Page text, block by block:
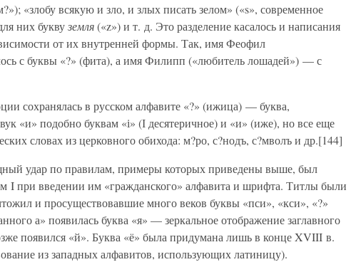
«злобу всякую и зло, и злых писать зелом» («s», современное
них буквуземля(«z») и т. д. Это разделение касалось и написания
от их внутренней формы. Так, имя Феофил
с буквы «?» (фита), а имя Филипп («любитель лошадей») — с
сохранялась в русском алфавите «?» (ижица) — буква,
«и» подобно буквам «і» (І десятеричное) и «и» (иже), но все еще
словах из церковного обихода: м?ро, с?нодъ, с?мволъ и др.[144]
удар по правилам, примеры которых приведены выше, был
I при введении им «гражданского» алфавита и шрифта. Титлы были
и просуществовавшие много веков буквы «пси», «кси», «?»
а» появилась буква «я» — зеркальное отображение заглавного
появился «й». Буква «ё» была придумана лишь в конце XVIII в.
из западных алфавитов, использующих латиницу).